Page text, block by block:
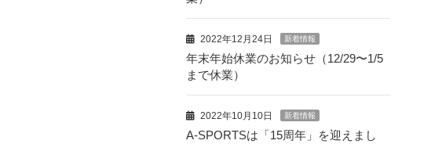
2022年12月24日 新着情報
年末年始休業のお知らせ（12/29〜1/5
まで休業）
2022年10月10日 新着情報
A-SPORTSは「15周年」を迎えまし